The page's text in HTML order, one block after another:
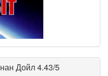
Дойл4.43/5